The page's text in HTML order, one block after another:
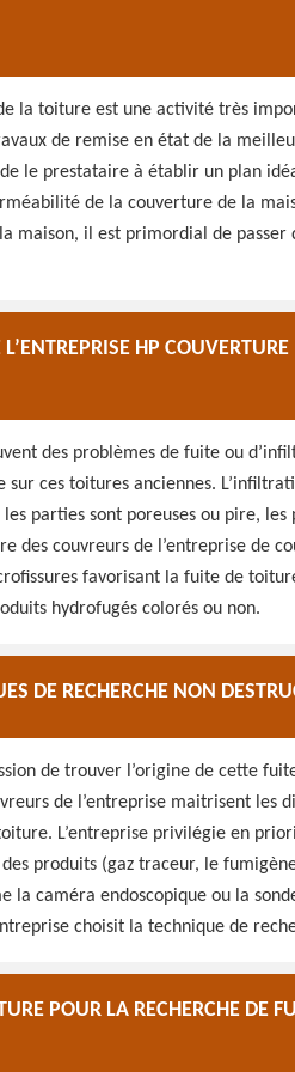
la toiture est une activité très
de remise en état de la
le prestataire à établir un plan
de la couverture de la
maison, il est primordial de passer
HP
des problèmes de fuite ou
ces toitures anciennes.
parties sont poreuses ou pire, les
des couvreurs de l’entreprise de
favorisant la fuite de
hydrofugés colorés ou non.
DE RECHERCHE NON
de trouver l’origine de cette
de l’entreprise maitrisent les
L’entreprise privilégie en
produits (gaz traceur, le
la caméra endoscopique ou la
choisit la technique de
POUR LA RECHERCHE DE